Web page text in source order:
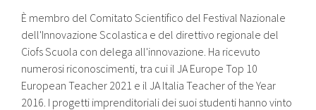
È membro del Comitato Scientifico del Festival Nazionale
dell'Innovazione Scolastica e del direttivo regionale del
Ciofs Scuola con delega all'innovazione. Ha ricevuto
numerosi riconoscimenti, tra cui il JA Europe Top 10
European Teacher 2021 e il JA Italia Teacher of the Year
2016. I progetti imprenditoriali dei suoi studenti hanno vinto